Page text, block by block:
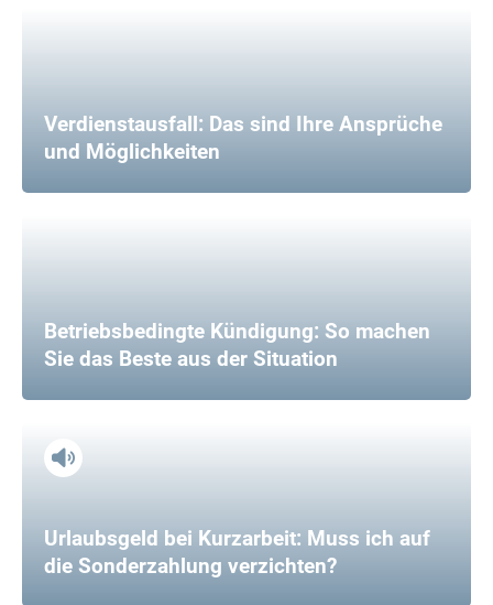
Verdienstausfall: Das sind Ihre Ansprüche
und Möglichkeiten
Betriebsbedingte Kündigung: So machen
Sie das Beste aus der Situation
Urlaubsgeld bei Kurzarbeit: Muss ich auf
die Sonderzahlung verzichten?